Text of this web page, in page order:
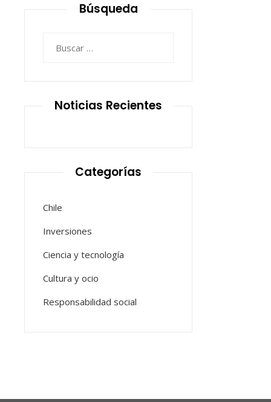
Búsqueda
Noticias Recientes
Categorías
Chile
Inversiones
Ciencia y tecnología
Cultura y ocio
Responsabilidad social